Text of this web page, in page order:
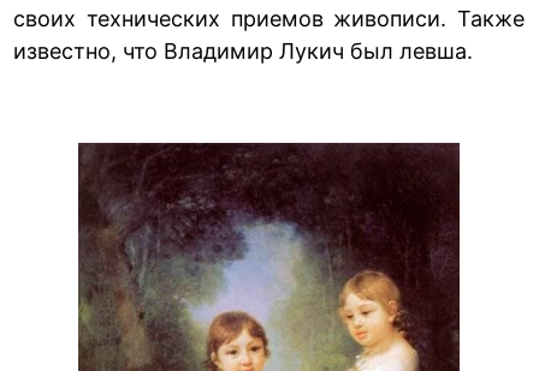
своих технических приемов живописи. Также
известно, что Владимир Лукич был левша.